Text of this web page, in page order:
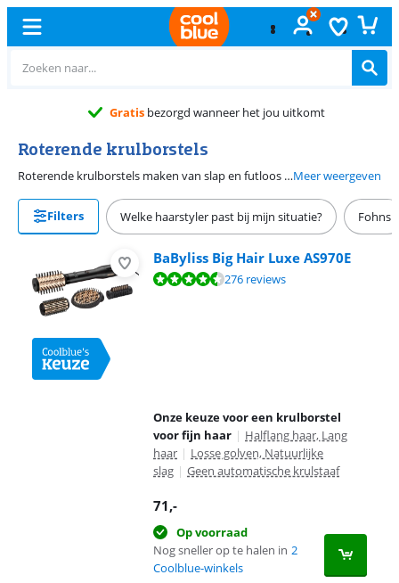
Gratisbezorgd wanneer het jou uitkomt
Roterende krulborstels
Roterende krulborstels maken van slap en futloos haar een mooi volumineuse coupe. De warme luchtstroom in combinatie met de roterende borstel zorgt voor een lift van het haar. Sommige föhnborstels beschikken over verschillende warmtestanden, zodat je deze goed aan kunt passen op jouw haar. Een roterende föhnborstel is dus ideaal om iedere dag je haar leven in te blazen.Meer weergeven
Filters Welke haarstyler past bij mijn situatie? Fohns
BaByliss Big Hair Luxe AS970E
Beoordeling is 8,8 van de 10, gebaseerd op 276 reviews.
276 reviews
Onze keuze voor een krulborstel
voor fijn haar | Halflang haar, Lang
haar | Losse golven, Natuurlijke
slag | Geen automatische krulstaaf
71,-
Op voorraad
Nog sneller op te halen in 2
Coolblue-winkels